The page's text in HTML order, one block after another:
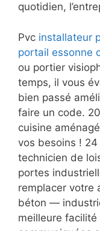
quotidien,
Pvc installateur
portail essonne
ou portier
temps, il vous
bien passé
faire un code.
cuisine
vos besoins !
technicien de
portes
remplacer votre
béton —
meilleure